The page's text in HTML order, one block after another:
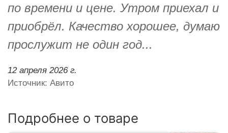
по времени и цене. Утром приехал и
приобрёл. Качество хорошее, думаю
прослужит не один год...
12 апреля 2026 г.
Источник: Авито
Подробнее о товаре